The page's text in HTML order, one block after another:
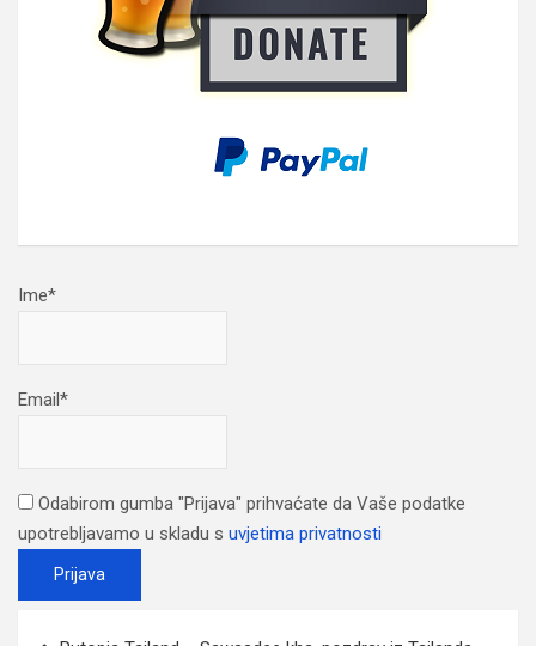
Ime*
Email*
Odabirom gumba "Prijava" prihvaćate da Vaše podatke
upotrebljavamo u skladu s uvjetima privatnosti